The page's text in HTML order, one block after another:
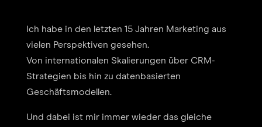
Ich habe in den letzten 15 Jahren Marketing aus
vielen Perspektiven gesehen.
Von internationalen Skalierungen über CRM-
Strategien bis hin zu datenbasierten
Geschäftsmodellen.
Und dabei ist mir immer wieder das gleiche